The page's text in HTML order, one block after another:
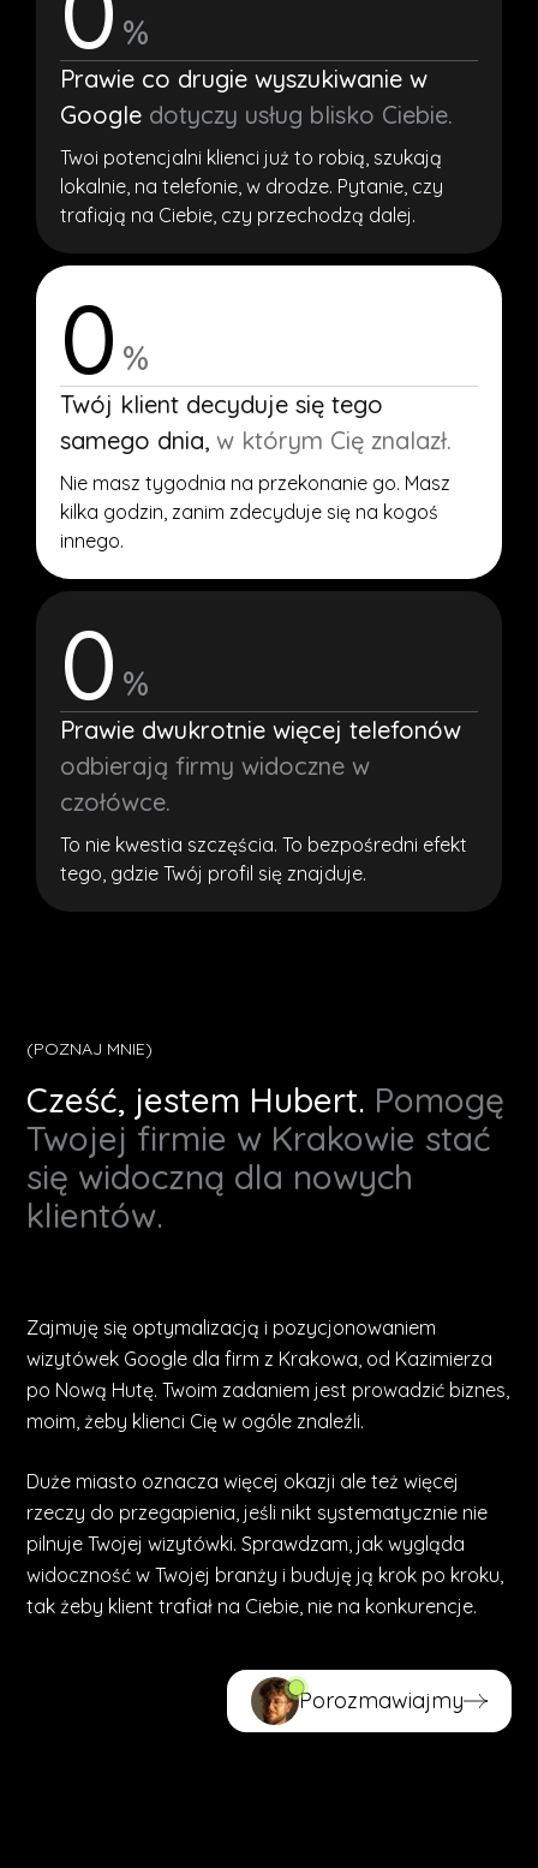
%
Prawie co drugie wyszukiwanie w
Google dotyczy usług blisko Ciebie.
Twoi potencjalni klienci już to robią, szukają
lokalnie, na telefonie, w drodze. Pytanie, czy
trafiają na Ciebie, czy przechodzą dalej.
0 %
Twój klient decyduje się tego
samego dnia, w którym Cię znalazł.
Nie masz tygodnia na przekonanie go. Masz
kilka godzin, zanim zdecyduje się na kogoś
innego.
0 %
Prawie dwukrotnie więcej telefonów
odbierają firmy widoczne w
czołówce.
To nie kwestia szczęścia. To bezpośredni efekt
tego, gdzie Twój profil się znajduje.
(POZNAJ MNIE)
Cześć, jestem Hubert. Pomogę
Twojej firmie w Krakowie stać
się widoczną dla nowych
klientów.
Zajmuję się optymalizacją i pozycjonowaniem
wizytówek Google dla firm z Krakowa, od Kazimierza
po Nową Hutę. Twoim zadaniem jest prowadzić biznes,
moim, żeby klienci Cię w ogóle znaleźli.
Duże miasto oznacza więcej okazji ale też więcej
rzeczy do przegapienia, jeśli nikt systematycznie nie
pilnuje Twojej wizytówki. Sprawdzam, jak wygląda
widoczność w Twojej branży i buduję ją krok po kroku,
tak żeby klient trafiał na Ciebie, nie na konkurencje.
Porozmawiajmy